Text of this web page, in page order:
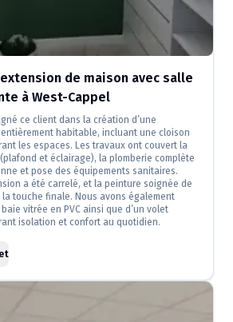
extension de maison avec salle
à West-Cappel
ce client dans la création d’une
habitable, incluant une cloison
les espaces. Les travaux ont couvert la
et éclairage), la plomberie complète
et pose des équipements sanitaires.
a été carrelé, et la peinture soignée de
la touche finale. Nous avons également
vitrée en PVC ainsi que d’un volet
isolation et confort au quotidien.